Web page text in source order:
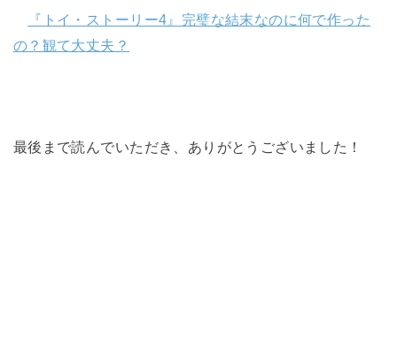
『トイ・ストーリー4』完璧な結末なのに何で作った
の？観て大丈夫？
最後まで読んでいただき、ありがとうございました！